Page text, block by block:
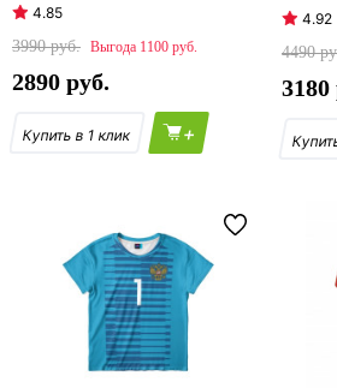
4.85
3990
1100
2890
+
4.92
4490
3180